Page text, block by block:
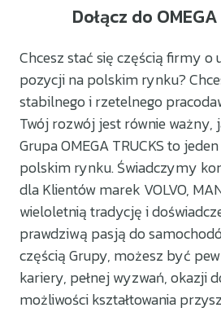
Dołącz do
Chcesz stać się częścią firmy o
pozycji na polskim rynku?
stabilnego i rzetelnego
Twój rozwój jest równie
Grupa OMEGA TRUCKS to
polskim rynku. Świadczymy
dla Klientów marek VOLVO,
wieloletnią tradycję i
prawdziwą pasją do
częścią Grupy, możesz być
kariery, pełnej wyzwań, okazji
możliwości kształtowania